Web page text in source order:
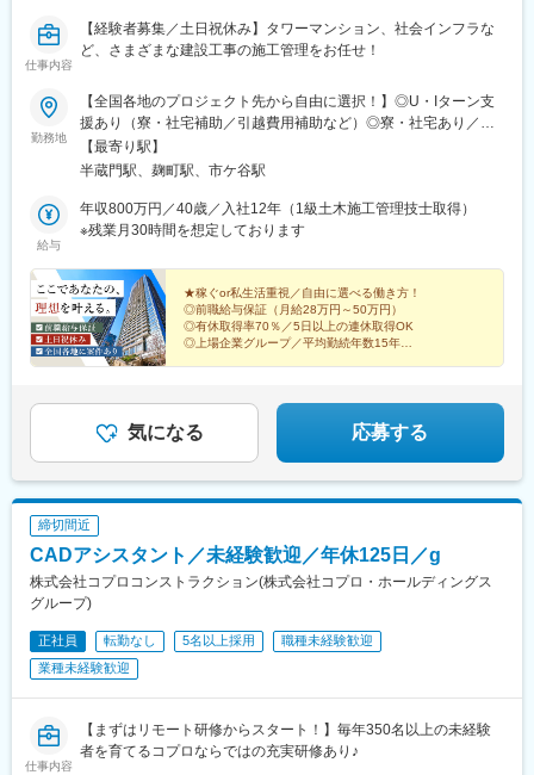
前橋駅、新白島駅、琴電志度駅、栗林駅、高松駅(香川県)、春日部
駅、あすなろう四日市駅、近鉄富田駅、石山駅、大津京駅、膳所
駅、萩ノ茶屋駅、大阪ビジネスパーク駅、大阪難波駅、なにわ橋
駅、大阪上本町駅、新地中華街駅、新橋駅、西日暮里駅、秋葉原
駅、牛田駅(東京都)、蔵前駅、とうきょうスカイツリー駅、今市
駅、西田原本駅、生駒駅、王寺駅、新魚津駅、インテック本社前
県)、三ノ宮駅、宝塚南口駅、中山観音駅、山陽明石駅、さっぽろ
駅、函館駅前駅、京王八王子駅、王子駅、赤羽岩淵駅、都庁前
古屋駅、大曽根駅、西堀端駅、西川緑道公園駅、おもろまち駅、
犬山遊園駅、四宮駅、嵐山駅(京福線)、三条駅(京都府)、新水前寺
駅前駅、三俣駅、白島駅(広島高速交通線)、栗林公園北口駅、片原
町駅(香川県)、唐橋前駅、近江神宮前駅、錦駅、神田駅(鹿児島
県)、鹿児島中央駅、日本大通り駅、馬車道駅、東静岡駅、ジヤト
浜駅(大阪府)、桃谷駅、観光通駅、築地市場駅、西日暮里駅(舎人
ライナー)、岩本町駅、京成関屋駅、田原町駅(東京都)、曳舟駅、
宝山寺駅、新王寺駅、末広町駅(富山県)、富山駅、西鯖江駅、ベル
１２条駅、松風町駅
駅、宇治駅(奈良線)、嵐山駅(阪急線)、烏丸駅、奈良駅、近鉄奈良
駅、大和西大寺駅、橿原神宮前駅、大和八木駅、天理駅、大和小
駅、二階堂駅、松江しんじ湖温泉駅、米原駅、彦根駅、長浜駅、
守山駅、草津駅(滋賀県)、近江八幡駅、大津駅、京阪膳所駅、栗東
駅、南彦根駅、京阪石山駅、信楽駅、野洲駅、京阪大津京駅、和
歌山駅、貴志駅、白浜駅、和歌山市駅、橋本駅(和歌山県)、紀伊田
駅、西笠田駅、海南駅、紀三井寺駅、新宮駅、国際センター駅、
鶴舞駅、丸の内駅(愛知県)、金山駅(愛知県)、中部国際空港駅(鉄
県)、上前津駅、犬山駅、野田新町駅、岐阜駅、大垣駅、高山駅、
下呂駅、多治見駅、美濃太田駅、新鵜沼駅、西岐阜駅、岐阜羽島
駅、飛騨古川駅、名鉄岐阜駅、穂積駅、鵜沼駅、中津川駅、宇治
山田駅、鳥羽駅、播磨駅、近鉄四日市駅、津駅、松阪駅、志摩神
明駅、五十鈴川駅、四日市駅、伊勢中川駅、西桑名駅、鵜方駅、
枝駅、家山駅、博多駅、小倉駅(福岡県)、太宰府駅、久留米駅、門
司港駅、天神駅、西鉄香椎駅、千早駅、福岡空港駅(鉄道)、西鉄二
日市駅、折尾駅、新宮中央駅、中洲川端駅、鹿児島中央駅前駅、
大山駅(鹿児島県)、指宿駅、川内駅(鹿児島県)、嘉例川駅、出水
駅、吉松駅、国分駅(鹿児島県)、大隅横川駅、阿久根駅、鹿児島
駅、市立病院前駅(鹿児島県)、加治木駅、霧島神宮駅、熊本駅、阿
蘇駅、八代駅、人吉駅、水前寺公園駅、肥後大津駅、原水駅、荒
尾駅(熊本県)、南熊本駅、武蔵塚駅、宇土駅、高森駅、日奈久温泉
駅、大分駅、由布院駅、別府駅(大分県)、中津駅(大分県)、賀来
駅、日田駅、東中津駅、南由布駅、長崎駅前駅、佐世保駅、南風
崎駅、諫早駅、早岐駅、大三東駅、二重橋前駅、上野広小路駅、
高輪ゲートウェイ駅、新宿御苑前駅、新橋駅、池袋駅、牛田駅(東
京都)、秋葉原駅、神泉駅、蔵前駅、とうきょうスカイツリー駅、
西日暮里駅、新日本橋駅、浜松町駅、日比谷駅、高島町駅、桜木
町駅、伊勢佐木長者町駅、江ノ島駅、由比ケ浜駅、川崎駅、日本
大通り駅、早雲山駅、千葉駅、舞浜駅、西船橋駅、成田駅、京成
船橋駅、初富駅、中浦和駅、春日部駅、東武日光駅、今市駅、中
仕事内容
【経験者募集／土日祝休み】タワーマンション、社会インフラな
ど、さまざまな建設工事の施工管理をお任せ！
勤務地
【全国各地のプロジェクト先から自由に選択！】◎U・Iターン支
援あり（寮・社宅補助／引越費用補助など）◎寮・社宅あり／マ
イカー通勤OK◎東北・関東・東海・北陸・福岡で積極採用中！
「地元の仕事に挑戦したい」「家族と一緒に生活したい」など配
道・東北（北海道・青森、岩手、宮城、秋田、山形、福島）関東
（東京、神奈川、千葉、埼玉、茨城、栃木、群馬、山梨）東海
野）関西（滋賀、京都、大阪、兵庫、奈良、和歌山）中国（鳥
取、島根、岡山、広島、山口）四国（徳島、香川、愛媛、高知）
九州・沖縄（福岡、佐賀、長崎、熊本、大分、宮崎、鹿児島、沖
縄）＜本社所在地＞東京都千代田区一番町10-2 一番町Ｍビル4
階・アクセス：東京メトロ半蔵門線「半蔵門駅」より徒歩3分※受
プロジェクト先によっては喫煙所あり）
【最寄り駅】
半蔵門駅、麹町駅、市ケ谷駅
給与
年収800万円／40歳／入社12年（1級土木施工管理技士取得）
※残業月30時間を想定しております
★稼ぐor私生活重視／自由に選べる働き方！
◎前職給与保証（月給28万円～50万円）
◎有休取得率70％／5日以上の連休取得OK
◎上場企業グループ／平均勤続年数15年
気になる 応募する
締切間近
CADアシスタント／未経験歓迎／年休125日／g
株式会社コプロコンストラクション(株式会社コプロ・ホールディングス
グループ)
正社員 転勤なし 5名以上採用
職種未経験歓迎
業種未経験歓迎
仕事内容
【まずはリモート研修からスタート！】毎年350名以上の未経験
者を育てるコプロならではの充実研修あり♪